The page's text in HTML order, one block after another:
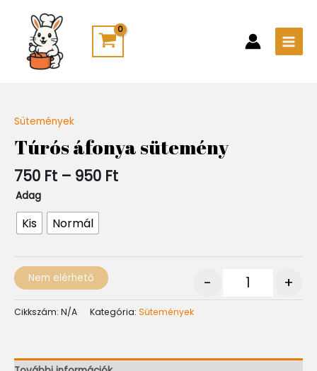
content
Sütemények
Túrós áfonya sütemény
750 Ft – 950 Ft
750 Ft
-
950 Ft
Adag
Kis Normál
- +
Nem elérhető
Cikkszám: N/A Kategória: Sütemények